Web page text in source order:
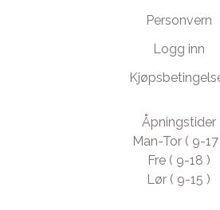
Personvern
Logg inn
Åpningstider
Man-Tor ( 9-17
Fre ( 9-18 )
Lør ( 9-15 )